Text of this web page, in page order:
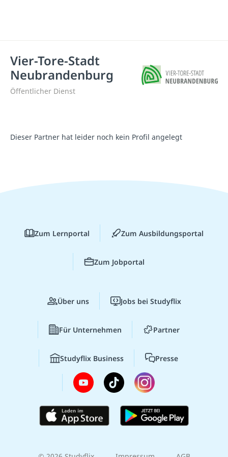
Vier-Tore-Stadt
Neubrandenburg
Öffentlicher Dienst
Dieser Partner hat leider noch kein Profil angelegt
Zum Lernportal Zum Ausbildungsportal
Zum Jobportal
Über uns Jobs bei Studyflix
Für Unternehmen Partner
Studyflix Business Presse